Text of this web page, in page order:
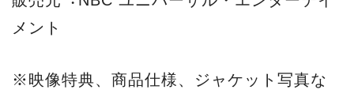
メント
※映像特典、商品仕様、ジャケット写真な